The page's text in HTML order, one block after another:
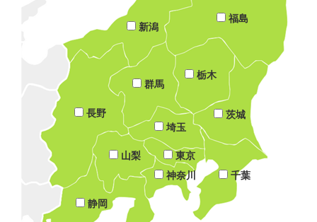
東京
神奈川
静岡
埼玉
千葉
茨城
栃木
群馬
山梨
長野
新潟
福島